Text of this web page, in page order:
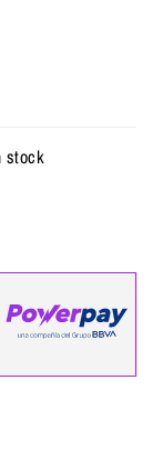
stock